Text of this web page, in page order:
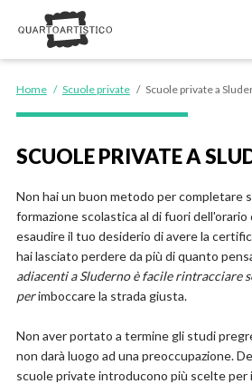
SCUOLE SERALI
Home / Scuole private / Scuole private a
SCUOLE PRIVATE A
Non hai un buon metodo per completare
formazione scolastica al di fuori
esaudire il tuo desiderio di avere la
hai lasciato perdere da più di quanto
adiacenti a Sluderno è facile rintracciare
perimboccare la strada giusta.
Non aver portato a termine gli studi
non darà luogo ad una preoccupazione.
scuole private introducono più scelte per